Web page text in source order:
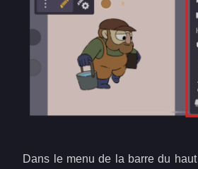
Dans le menu de la barre du haut